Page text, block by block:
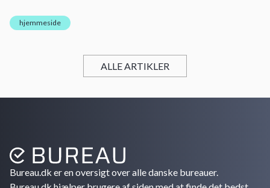
hjemmeside
ALLE ARTIKLER
Bureau.dk er en oversigt over alle danske bureauer.